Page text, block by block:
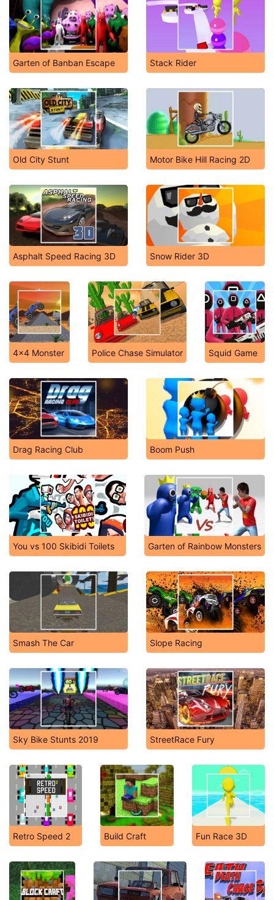
Garten of Banban Escape Stack Rider
Old City Stunt Motor Bike Hill Racing 2D
Asphalt Speed Racing 3D Snow Rider 3D
4x4 Monster Police Chase Simulator Squid Game
Drag Racing Club Boom Push
You vs 100 Skibidi Toilets Garten of Rainbow Monsters
Smash The Car Slope Racing
Sky Bike Stunts 2019 StreetRace Fury
Retro Speed 2 Build Craft Fun Race 3D